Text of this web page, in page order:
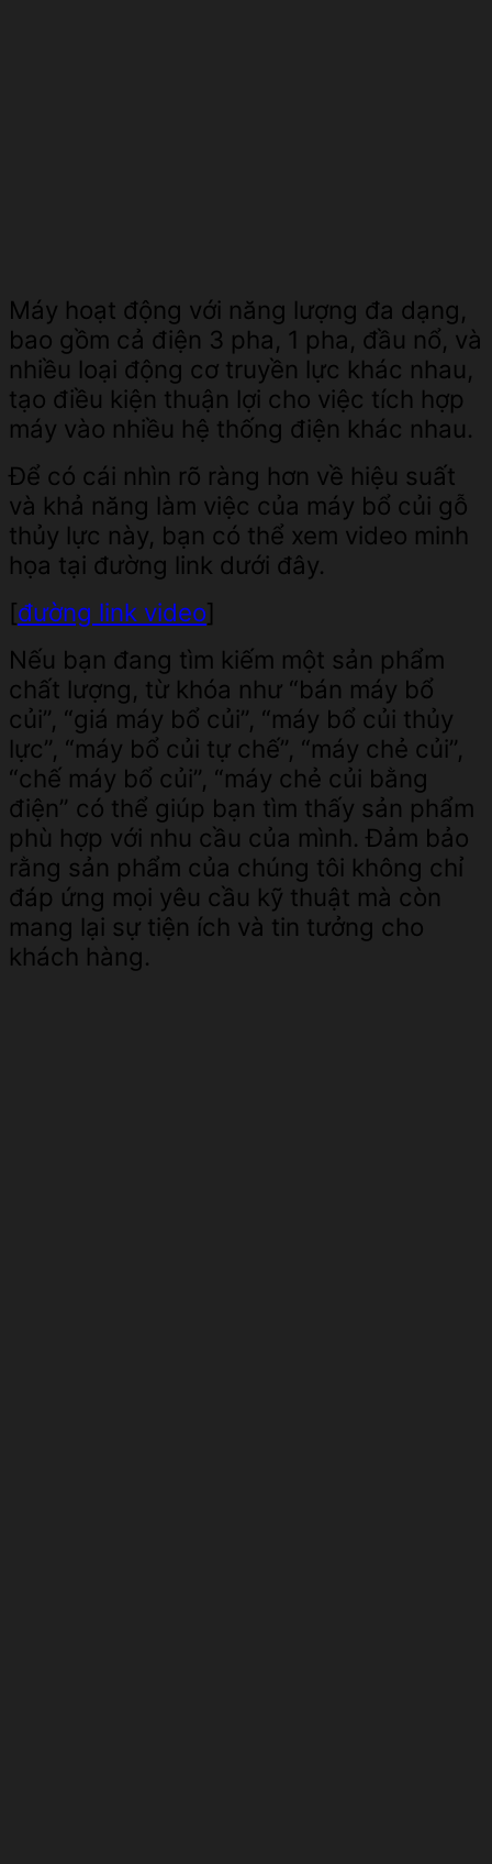
Máy hoạt động với năng lượng đa dạng,
bao gồm cả điện 3 pha, 1 pha, đầu nổ, và
nhiều loại động cơ truyền lực khác nhau,
tạo điều kiện thuận lợi cho việc tích hợp
máy vào nhiều hệ thống điện khác nhau.
Để có cái nhìn rõ ràng hơn về hiệu suất
và khả năng làm việc của máy bổ củi gỗ
thủy lực này, bạn có thể xem video minh
họa tại đường link dưới đây.
[đường link video]
Nếu bạn đang tìm kiếm một sản phẩm
chất lượng, từ khóa như “bán máy bổ
củi”, “giá máy bổ củi”, “máy bổ củi thủy
lực”, “máy bổ củi tự chế”, “máy chẻ củi”,
“chế máy bổ củi”, “máy chẻ củi bằng
điện” có thể giúp bạn tìm thấy sản phẩm
phù hợp với nhu cầu của mình. Đảm bảo
rằng sản phẩm của chúng tôi không chỉ
đáp ứng mọi yêu cầu kỹ thuật mà còn
mang lại sự tiện ích và tin tưởng cho
khách hàng.